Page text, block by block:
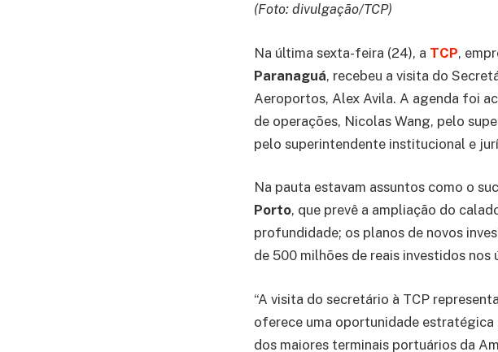
(Foto: divulgação/TCP)
Na última sexta-feira (24), a TCP,
Paranaguá, recebeu a visita do
Aeroportos, Alex Avila. A agenda foi
de operações, Nicolas Wang, pelo
pelo superintendente institucional e
Na pauta estavam assuntos como o
Porto, que prevê a ampliação do
profundidade; os planos de novos
de 500 milhões de reais investidos
“A visita do secretário à TCP
oferece uma oportunidade
dos maiores terminais portuários da